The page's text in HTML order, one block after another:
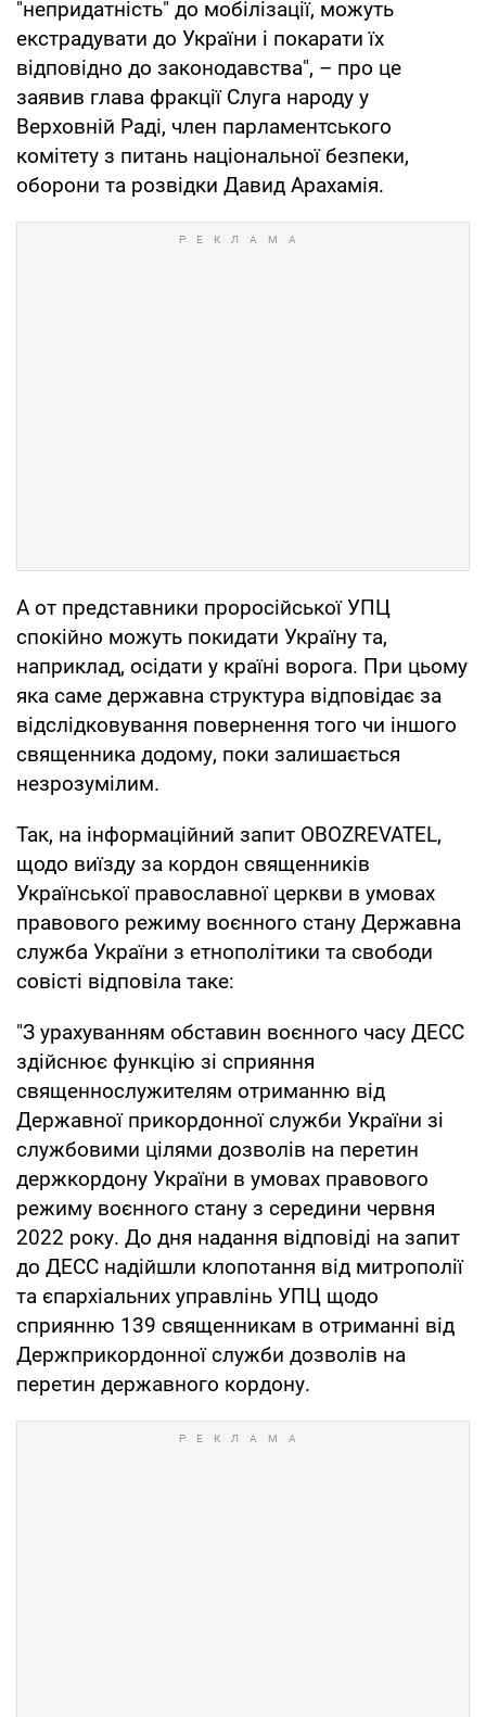
"непридатність" до мобілізації, можуть
екстрадувати до України і покарати їх
відповідно до законодавства", – про це
заявив глава фракції Слуга народу у
Верховній Раді, член парламентського
комітету з питань національної безпеки,
оборони та розвідки Давид Арахамія.
А от представники проросійської УПЦ
спокійно можуть покидати Україну та,
наприклад, осідати у країні ворога. При цьому
яка саме державна структура відповідає за
відслідковування повернення того чи іншого
священника додому, поки залишається
незрозумілим.
Так, на інформаційний запит OBOZREVATEL,
щодо виїзду за кордон священників
Української православної церкви в умовах
правового режиму воєнного стану Державна
служба України з етнополітики та свободи
совісті відповіла таке:
"З урахуванням обставин воєнного часу ДЕСС
здійснює функцію зі сприяння
священнослужителям отриманню від
Державної прикордонної служби України зі
службовими цілями дозволів на перетин
держкордону України в умовах правового
режиму воєнного стану з середини червня
2022 року. До дня надання відповіді на запит
до ДЕСС надійшли клопотання від митрополії
та єпархіальних управлінь УПЦ щодо
сприянню 139 священникам в отриманні від
Держприкордонної служби дозволів на
перетин державного кордону.